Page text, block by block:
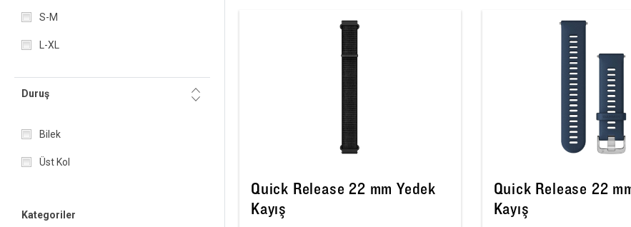
S-M
L-XL
Duruş
Bilek
Üst Kol
Kategoriler
Quick Release 22 mm Yedek
Kayış
Quick Release 22
Kayış